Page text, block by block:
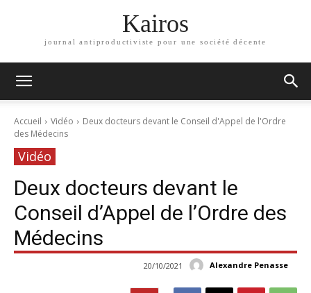
Kairos
journal antiproductiviste pour une société décente
Accueil Vidéo
Deux docteurs devant le Conseil d'Appel de l'Ordre
des Médecins
Vidéo
Deux docteurs devant le
Conseil d’Appel de l’Ordre des
Médecins
Alexandre Penasse
20/10/2021